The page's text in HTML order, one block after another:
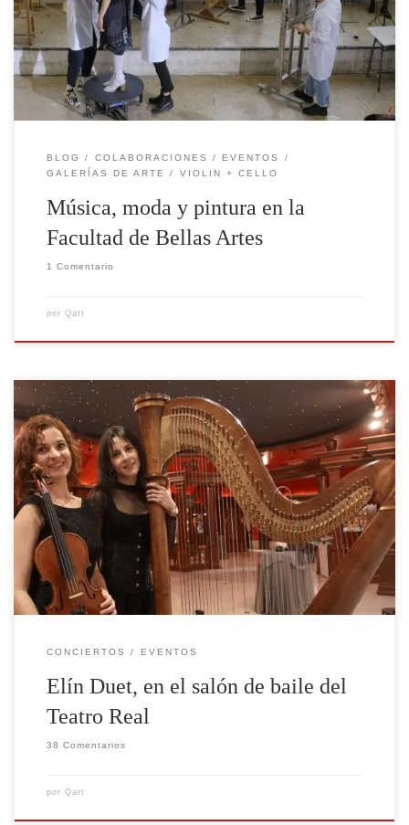
esta ocasión nuestro dúo Violin + Cello de Q-Art
Ensemble ha colaborado con el diseñador Moisés Nieto
y los alumnos de último curso de la […]
BLOG COLABORACIONES
EVENTOS
GALERÍAS DE ARTE
VIOLIN + CELLO
Música, moda y pintura en la
Facultad de Bellas Artes
1 Comentario
por Qart
Elín Duet, en el salón de baile del Teatro Real. El arpa es
un instrumento mágico, asociado a la figura de las
musas. Presume ser de los más antiguos ya sus
orígenes se remontan al año 3.500 a. C.. Junto al violín,
instrumento de los más recurridos por los compositores
[…]
CONCIERTOS EVENTOS
Elín Duet, en el salón de baile del
Teatro Real
38 Comentarios
por Qart